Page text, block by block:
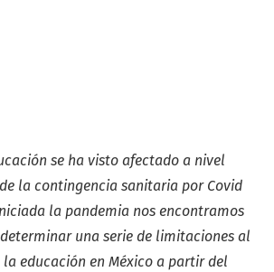
se ha visto afectado a nivel
la contingencia sanitaria por Covid
la pandemia nos encontramos
una serie de limitaciones al
educación en México a partir del